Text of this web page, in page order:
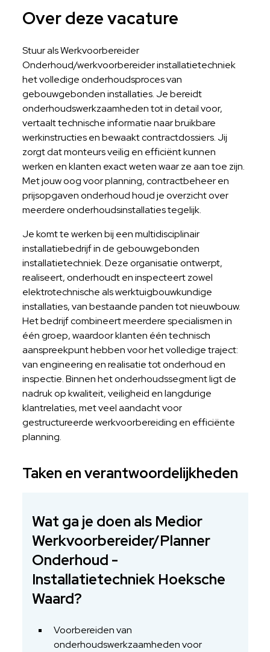
Over deze vacature
Stuur als Werkvoorbereider
Onderhoud/werkvoorbereider installatietechniek
het volledige onderhoudsproces van
gebouwgebonden installaties. Je bereidt
onderhoudswerkzaamheden tot in detail voor,
vertaalt technische informatie naar bruikbare
werkinstructies en bewaakt contractdossiers. Jij
zorgt dat monteurs veilig en efficiënt kunnen
werken en klanten exact weten waar ze aan toe zijn.
Met jouw oog voor planning, contractbeheer en
prijsopgaven onderhoud houd je overzicht over
meerdere onderhoudsinstallaties tegelijk.
Je komt te werken bij een multidisciplinair
installatiebedrijf in de gebouwgebonden
installatietechniek. Deze organisatie ontwerpt,
realiseert, onderhoudt en inspecteert zowel
elektrotechnische als werktuigbouwkundige
installaties, van bestaande panden tot nieuwbouw.
Het bedrijf combineert meerdere specialismen in
één groep, waardoor klanten één technisch
aanspreekpunt hebben voor het volledige traject:
van engineering en realisatie tot onderhoud en
inspectie. Binnen het onderhoudssegment ligt de
nadruk op kwaliteit, veiligheid en langdurige
klantrelaties, met veel aandacht voor
gestructureerde werkvoorbereiding en efficiënte
planning.
Taken en verantwoordelijkheden
Wat ga je doen als Medior
Werkvoorbereider/Planner
Onderhoud -
Installatietechniek Hoeksche
Waard?
Voorbereiden van
onderhoudswerkzaamheden voor